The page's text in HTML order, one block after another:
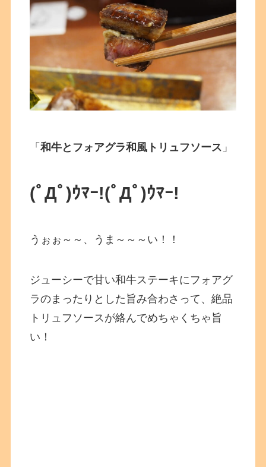
「和牛とフォアグラ和風トリュフソース 」
(ﾟДﾟ)ｳﾏｰ!(ﾟДﾟ)ｳﾏｰ!
うぉぉ～～、うま～～～い！！
ジューシーで甘い和牛ステーキにフォアグ
ラのまったりとした旨み合わさって、絶品
トリュフソースが絡んでめちゃくちゃ旨
い！